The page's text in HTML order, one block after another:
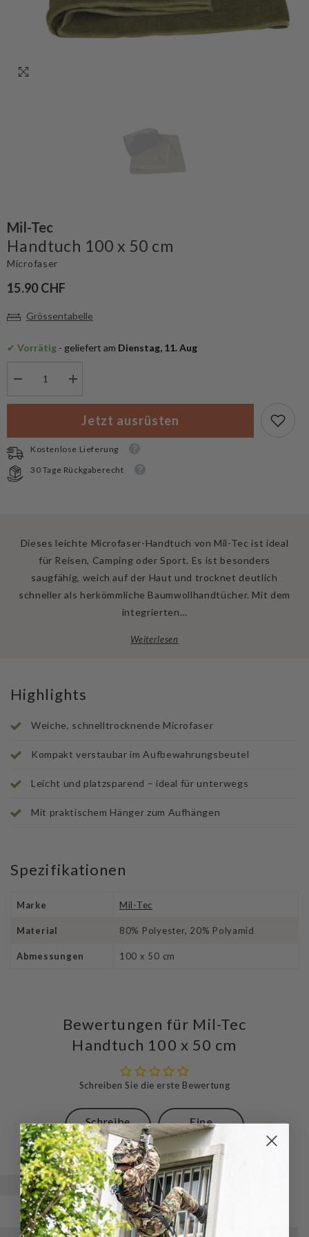
Mil-Tec
Handtuch 100 x 50 cm
Microfaser
15.90 CHF
Grössentabelle
✔ Vorrätig - geliefert am Dienstag, 11. Aug
für
Handtuch
100
x
50
cm
Menge
für
Mil-
Tec
Handtuch
100
50
cm
Jetzt ausrüsten
Kostenlose Lieferung
30 Tage Rückgaberecht
Dieses leichte Microfaser-Handtuch von Mil-Tec ist ideal
für Reisen, Camping oder Sport. Es ist besonders
saugfähig, weich auf der Haut und trocknet deutlich
schneller als herkömmliche Baumwollhandtücher. Mit dem
integrierten…
Weiterlesen
Highlights
Weiche, schnelltrocknende Microfaser
Kompakt verstaubar im Aufbewahrungsbeutel
Leicht und platzsparend – ideal für unterwegs
Mit praktischem Hänger zum Aufhängen
Spezifikationen
Marke Mil-Tec
Material 80% Polyester, 20% Polyamid
Abmessungen 100 x 50 cm
Bewertungen für Mil-Tec
Handtuch 100 x 50 cm
Schreiben Sie die erste Bewertung
Schreibe
eine
Bewertung
Eine
Frage
stellen